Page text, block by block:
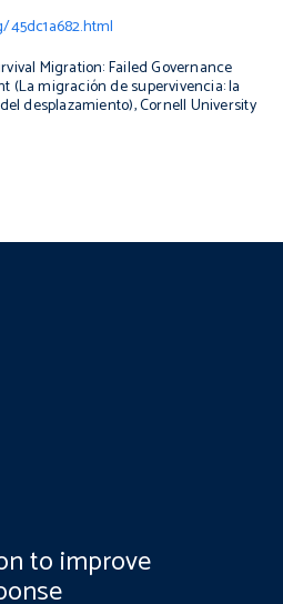
45dc1a682.html
Migration: Failed Governance
(La migración de supervivencia: la
desplazamiento),Cornell University
to improve